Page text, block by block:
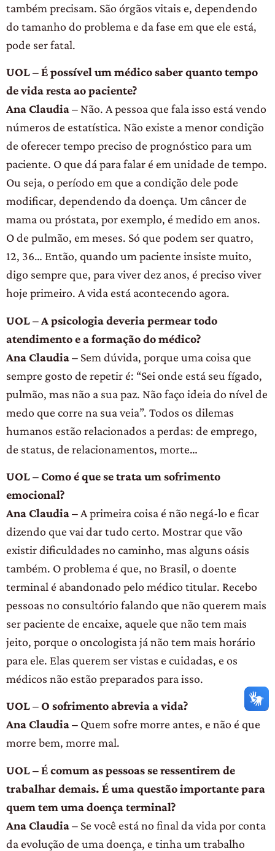
também precisam. São órgãos vitais e, dependendo
do tamanho do problema e da fase em que ele está,
pode ser fatal.
UOL – É possível um médico saber quanto tempo
de vida resta ao paciente?
Ana Claudia – Não. A pessoa que fala isso está vendo
números de estatística. Não existe a menor condição
de oferecer tempo preciso de prognóstico para um
paciente. O que dá para falar é em unidade de tempo.
Ou seja, o período em que a condição dele pode
modificar, dependendo da doença. Um câncer de
mama ou próstata, por exemplo, é medido em anos.
O de pulmão, em meses. Só que podem ser quatro,
12, 36… Então, quando um paciente insiste muito,
digo sempre que, para viver dez anos, é preciso viver
hoje primeiro. A vida está acontecendo agora.
UOL – A psicologia deveria permear todo
atendimento e a formação do médico?
Ana Claudia – Sem dúvida, porque uma coisa que
sempre gosto de repetir é: “Sei onde está seu fígado,
pulmão, mas não a sua paz. Não faço ideia do nível de
medo que corre na sua veia”. Todos os dilemas
humanos estão relacionados a perdas: de emprego,
de status, de relacionamentos, morte…
UOL – Como é que se trata um sofrimento
emocional?
Ana Claudia – A primeira coisa é não negá-lo e ficar
dizendo que vai dar tudo certo. Mostrar que vão
existir dificuldades no caminho, mas alguns oásis
também. O problema é que, no Brasil, o doente
terminal é abandonado pelo médico titular. Recebo
pessoas no consultório falando que não querem mais
ser paciente de encaixe, aquele que não tem mais
jeito, porque o oncologista já não tem mais horário
para ele. Elas querem ser vistas e cuidadas, e os
médicos não estão preparados para isso.
UOL – O sofrimento abrevia a vida?
Ana Claudia – Quem sofre morre antes, e não é que
morre bem, morre mal.
UOL – É comum as pessoas se ressentirem de
trabalhar demais. É uma questão importante para
quem tem uma doença terminal?
Ana Claudia – Se você está no final da vida por conta
da evolução de uma doença, e tinha um trabalho